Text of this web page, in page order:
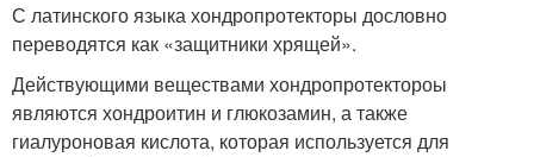
С латинского языка хондропротекторы дословно
переводятся как «защитники хрящей».
Действующими веществами хондропротектороы
являются хондроитин и глюкозамин, а также
гиалуроновая кислота, которая используется для